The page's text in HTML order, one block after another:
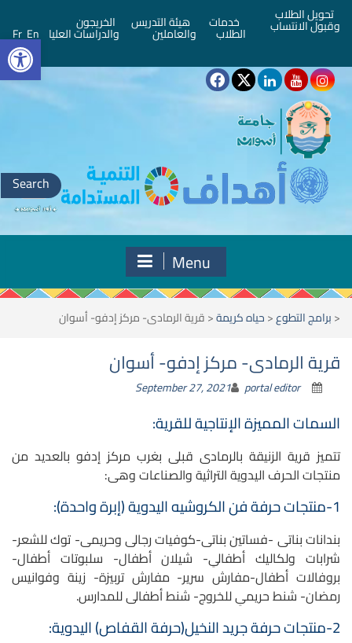
تحويل الطلاب
وقبول الانتساب خدمات
الطلاب
هيئة التدريس
والعاملين
الخريجون
والدراسات العليا En
Fr
Search
for:
Menu
<برامج التطوع<حياه كريمة<قرية الرمادى- مركز إدفو- أسوان
قرية الرمادى- مركز إدفو- أسوان
September 27, 2021 portal editor
السمات المميزة الإنتاجية للقرية:
تتميز قرية الزنيقة بالرمادى قبلى بغرب مركز إدفو بالعديد من
منتجات الحرف اليدوية التراثية والصناعات وهى:
1-منتجات حرفة فن الكروشيه اليدوية (إبرة واحدة):
بندانات بناتى -فساتين بناتى-كوفيات رجالى وحريمى- توك للشعر-
شرابات ولكاليك أطفالىِ- شيلان أطفال- سلبوتات أطفال-
بروفالات أطفال-مفارش سرير- مفارش تربيزة- زينة وفوانيس
رمضان- شنط حريمىِ للخروج- شنط أطفالى للمدارس.
2-منتجات حرفة جريد النخيل(حرفة القفاص) اليدوية: